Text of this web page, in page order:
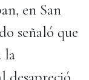
en San
señaló que
la